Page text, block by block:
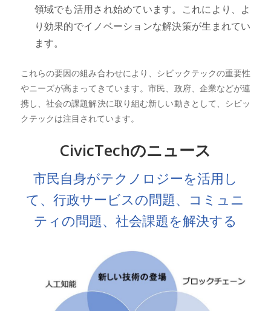
領域でも活用され始めています。これにより、よ
り効果的でイノベーションな解決策が生まれてい
ます。
これらの要因の組み合わせにより、シビックテックの重要性
やニーズが高まってきています。市民、政府、企業などが連
携し、社会の課題解決に取り組む新しい動きとして、シビッ
クテックは注目されています。
CivicTechのニュース
市民自身がテクノロジーを活用し
て、行政サービスの問題、コミュニ
ティの問題、社会課題を解決する